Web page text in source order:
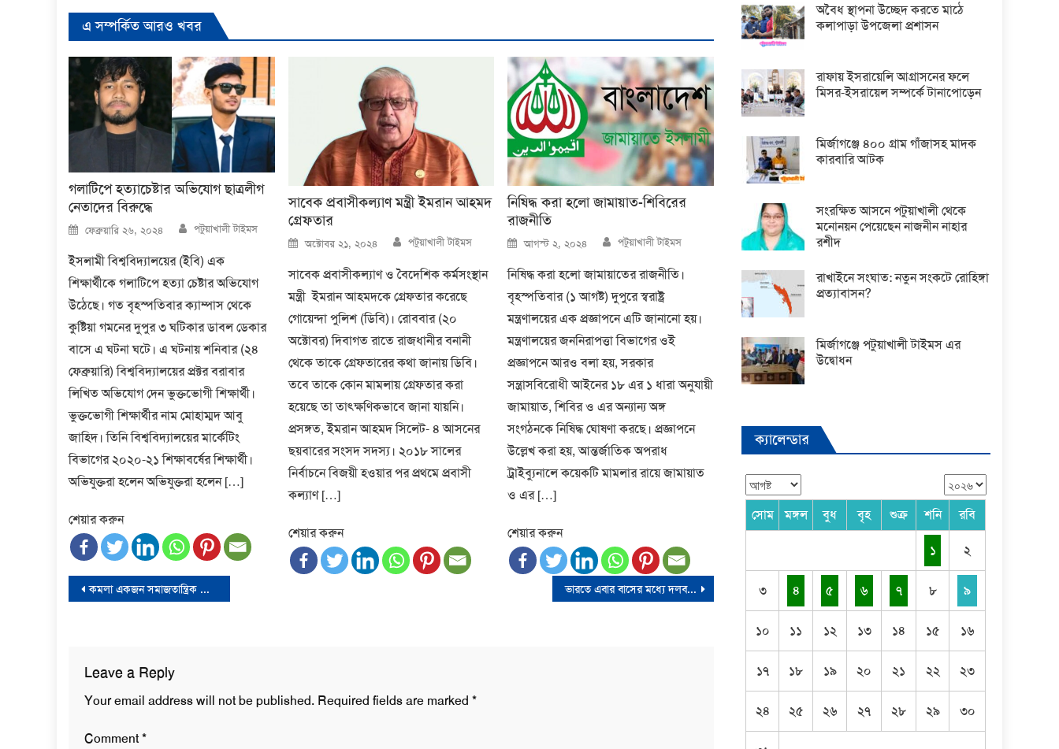
এ সম্পর্কিত আরও খবর
গলাটিপে হত্যাচেষ্টার অভিযোগ ছাত্রলীগ
নেতাদের বিরুদ্ধে
Posted
on
ফেব্রুয়ারি ২৬, ২০২৪ Author
পটুয়াখালী টাইমস
ইসলামী বিশ্ববিদ্যালয়ের (ইবি) এক
শিক্ষার্থীকে গলাটিপে হত্যা চেষ্টার অভিযোগ
উঠেছে। গত বৃহস্পতিবার ক্যাম্পাস থেকে
কুষ্টিয়া গমনের দুপুর ৩ ঘটিকার ডাবল ডেকার
বাসে এ ঘটনা ঘটে। এ ঘটনায় শনিবার (২৪
ফেব্রুয়ারি) বিশ্ববিদ্যালয়ের প্রক্টর বরাবার
লিখিত অভিযোগ দেন ভুক্তভোগী শিক্ষার্থী।
ভুক্তভোগী শিক্ষার্থীর নাম মোহাম্মদ আবু
জাহিদ। তিনি বিশ্ববিদ্যালয়ের মার্কেটিং
বিভাগের ২০২০-২১ শিক্ষাবর্ষের শিক্ষার্থী।
অভিযুক্তরা হলেন অভিযুক্তরা হলেন […]
শেয়ার করুন
সাবেক প্রবাসীকল্যাণ মন্ত্রী ইমরান আহমদ
গ্রেফতার
Posted
on
অক্টোবর ২১, ২০২৪ Author
পটুয়াখালী টাইমস
সাবেক প্রবাসীকল্যাণ ও বৈদেশিক কর্মসংস্থান
মন্ত্রী ইমরান আহমদকে গ্রেফতার করেছে
গোয়েন্দা পুলিশ (ডিবি)। রোববার (২০
অক্টোবর) দিবাগত রাতে রাজধানীর বনানী
থেকে তাকে গ্রেফতারের কথা জানায় ডিবি।
তবে তাকে কোন মামলায় গ্রেফতার করা
হয়েছে তা তাৎক্ষণিকভাবে জানা যায়নি।
প্রসঙ্গত, ইমরান আহমদ সিলেট- ৪ আসনের
ছয়বারের সংসদ সদস্য। ২০১৮ সালের
নির্বাচনে বিজয়ী হওয়ার পর প্রথমে প্রবাসী
কল্যাণ […]
শেয়ার করুন
নিষিদ্ধ করা হলো জামায়াত-শিবিরের
রাজনীতি
Posted
on
আগস্ট ২, ২০২৪ Author
পটুয়াখালী টাইমস
নিষিদ্ধ করা হলো জামায়াতের রাজনীতি।
বৃহস্পতিবার (১ আগষ্ট) দুপুরে স্বরাষ্ট্র
মন্ত্রণালয়ের এক প্রজ্ঞাপনে এটি জানানো হয়।
মন্ত্রণালয়ের জননিরাপত্তা বিভাগের ওই
প্রজ্ঞাপনে আরও বলা হয়, সরকার
সন্ত্রাসবিরোধী আইনের ১৮ এর ১ ধারা অনুযায়ী
জামায়াত, শিবির ও এর অন্যান্য অঙ্গ
সংগঠনকে নিষিদ্ধ ঘোষণা করছে। প্রজ্ঞাপনে
উল্লেখ করা হয়, আন্তর্জাতিক অপরাধ
ট্রাইব্যুনালে কয়েকটি মামলার রায়ে জামায়াত
ও এর […]
শেয়ার করুন
Post
কমলা একজন সমাজতান্ত্রিক পাগল- ট্রাম্প ভারতে এবার বাসের মধ্যে দলবদ্ধ ধর্ষণের শিকার এক নাবালিকা
Leave a Reply
Your email address will not be published. Required fields are marked *
Comment*
অবৈধ স্থাপনা উচ্ছেদ করতে মাঠে
কলাপাড়া উপজেলা প্রশাসন
রাফায় ইসরায়েলি আগ্রাসনের ফলে
মিসর-ইসরায়েল সম্পর্কে টানাপোড়েন
মির্জাগঞ্জে ৪০০ গ্রাম গাঁজাসহ মাদক
কারবারি আটক
সংরক্ষিত আসনে পটুয়াখালী থেকে
মনোনয়ন পেয়েছেন নাজনীন নাহার
রশীদ
রাখাইনে সংঘাত: নতুন সংকটে রোহিঙ্গা
প্রত্যাবাসন?
মির্জাগঞ্জে পটুয়াখালী টাইমস এর
উদ্বোধন
ক্যালেন্ডার
সোম মঙ্গল বুধ বৃহ শুক্র শনি রবি
১ ২
৩ ৪ ৫ ৬ ৭ ৮ ৯
১০ ১১ ১২ ১৩ ১৪ ১৫ ১৬
১৭ ১৮ ১৯ ২০ ২১ ২২ ২৩
২৪ ২৫ ২৬ ২৭ ২৮ ২৯ ৩০